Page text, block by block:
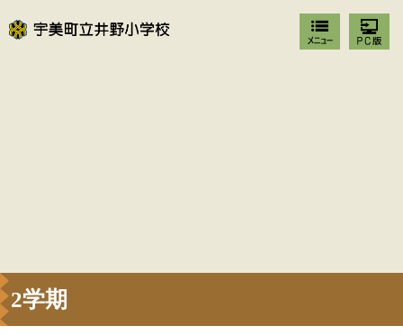
2学期